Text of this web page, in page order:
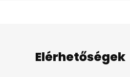
Elérhetőségek